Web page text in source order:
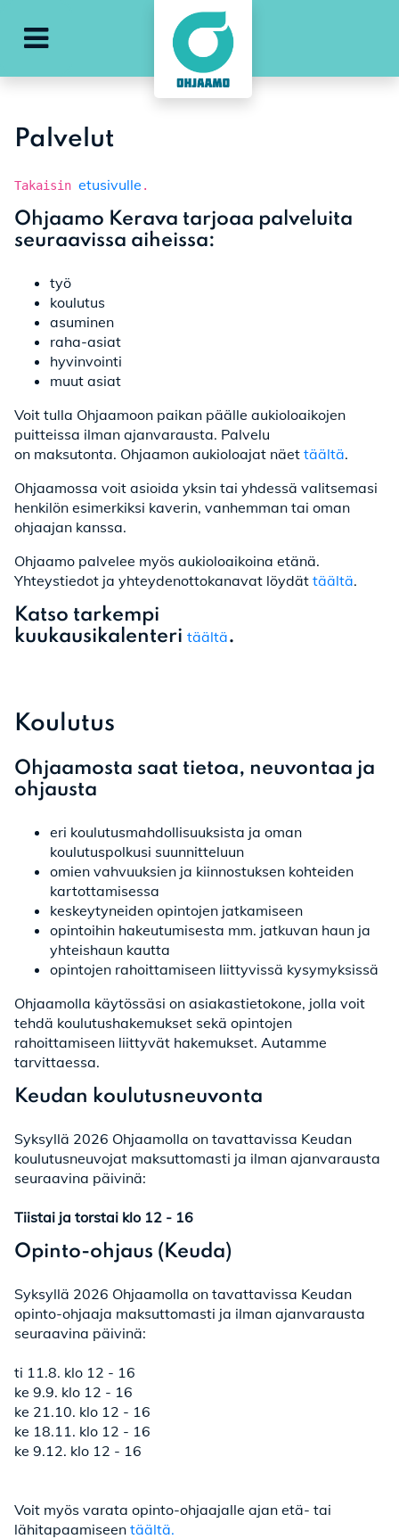
Avaa päävalikko
Palvelut
Takaisin etusivulle .
Ohjaamo Kerava tarjoaa palveluita
seuraavissa aiheissa:
työ
koulutus
asuminen
raha-asiat
hyvinvointi
muut asiat
Voit tulla Ohjaamoon paikan päälle aukioloaikojen
puitteissa ilman ajanvarausta. Palvelu
on maksutonta. Ohjaamon aukioloajat näet täältä.
Ohjaamossa voit asioida yksin tai yhdessä valitsemasi
henkilön esimerkiksi kaverin, vanhemman tai oman
ohjaajan kanssa.
Ohjaamo palvelee myös aukioloaikoina etänä.
Yhteystiedot ja yhteydenottokanavat löydät täältä.
Katso tarkempi
kuukausikalenteri täältä.
Koulutus
Ohjaamosta saat tietoa, neuvontaa ja
ohjausta
eri koulutusmahdollisuuksista ja oman
koulutuspolkusi suunnitteluun
omien vahvuuksien ja kiinnostuksen kohteiden
kartottamisessa
keskeytyneiden opintojen jatkamiseen
opintoihin hakeutumisesta mm. jatkuvan haun ja
yhteishaun kautta
opintojen rahoittamiseen liittyvissä kysymyksissä
Ohjaamolla käytössäsi on asiakastietokone, jolla voit
tehdä koulutushakemukset sekä opintojen
rahoittamiseen liittyvät hakemukset. Autamme
tarvittaessa.
Keudan koulutusneuvonta
Syksyllä 2026 Ohjaamolla on tavattavissa Keudan
koulutusneuvojat maksuttomasti ja ilman ajanvarausta
seuraavina päivinä:
Tiistai ja torstai klo 12 - 16
Opinto-ohjaus (Keuda)
Syksyllä 2026 Ohjaamolla on tavattavissa Keudan
opinto-ohjaaja maksuttomasti ja ilman ajanvarausta
seuraavina päivinä:
ti 11.8. klo 12 - 16
ke 9.9. klo 12 - 16
ke 21.10. klo 12 - 16
ke 18.11. klo 12 - 16
ke 9.12. klo 12 - 16
Voit myös varata opinto-ohjaajalle ajan etä- tai
lähitapaamiseen täältä.